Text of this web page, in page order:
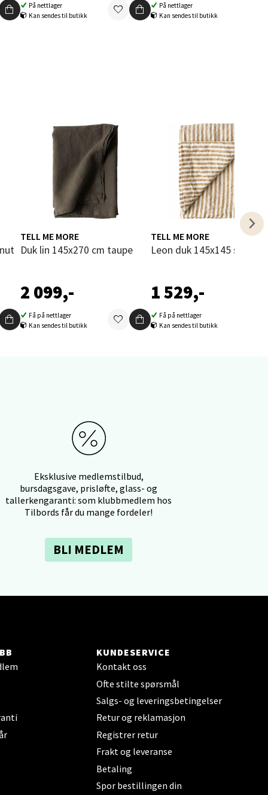
På nettlager
Kan sendes til butikk
På nettlager
Kan sendes til butikk
TELL ME MORE
Duk lin 145x270 cm taupe
2 099,-
Få på nettlager
Kan sendes til butikk
TELL ME MORE
Leon duk 145x145 spice
1 529,-
Få på nettlager
Kan sendes til butikk
Eksklusive medlemstilbud,
bursdagsgave, prisløfte, glass- og
tallerkengaranti: som klubbmedlem hos
Tilbords får du mange fordeler!
BLI MEDLEM
KUNDESERVICE
Kontakt oss
Ofte stilte spørsmål
Salgs- og leveringsbetingelser
Retur og reklamasjon
Registrer retur
Frakt og leveranse
Betaling
Spor bestillingen din